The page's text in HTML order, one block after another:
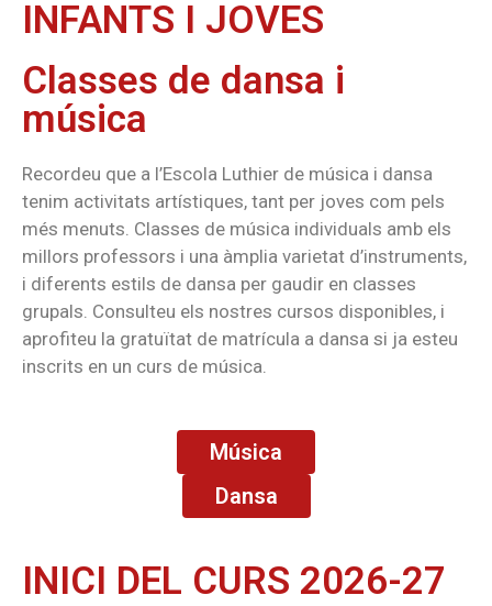
INFANTS I JOVES
Classes de dansa i
música
Recordeu que a l’Escola Luthier de música i dansa
tenim activitats artístiques, tant per joves com pels
més menuts. Classes de música individuals amb els
millors professors i una àmplia varietat d’instruments,
i diferents estils de dansa per gaudir en classes
grupals. Consulteu els nostres cursos disponibles, i
aprofiteu la gratuïtat de matrícula a dansa si ja esteu
inscrits en un curs de música.
Música
Dansa
INICI DEL CURS 2026-27